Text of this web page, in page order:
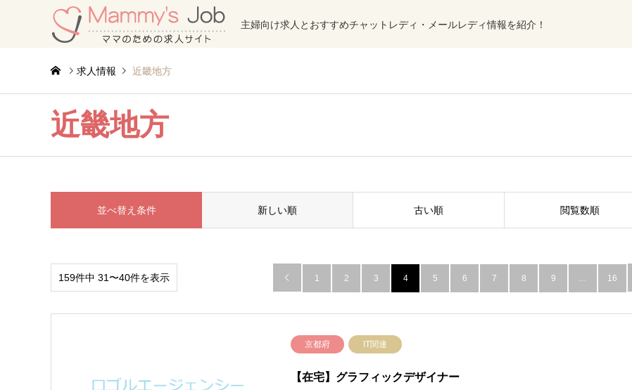
主婦向け求人とおすすめチャットレディ・メールレディ情報を紹介！
求人情報 近畿地方
近畿地方
並べ替え条件 新しい順 古い順 閲覧数順
159件中 31〜40件を表示  1 2 3 4 5 6 7 8 9 … 16
京都府 IT関連
【在宅】グラフィックデザイナー